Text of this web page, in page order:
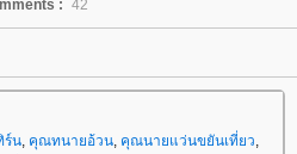
: 42
ร์น คุณทนายอ้วน คุณนายแว่นขยันเที่ยว